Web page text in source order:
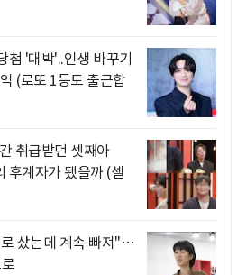
첨 '대박'..인생 바꾸기
(로또 1등도 출근합
취급받던 셋째아
후계자가 됐을까 (셀
샀는데 계속 빠져"…